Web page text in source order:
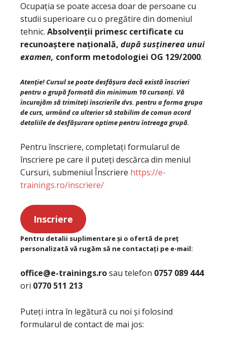
Ocupația se poate accesa doar de persoane cu
studii superioare cu o pregătire din domeniul
tehnic. Absolvenții primesc certificate cu
recunoaștere națională, după susținerea unui
examen, conform metodologiei OG 129/2000.
Atenție! Cursul se poate desfășura dacă există înscrieri
pentru o grupă formată din minimum 10 cursanți. Vă
încurajăm să trimiteți înscrierile dvs. pentru a forma grupa
de curs, urmând ca ulterior să stabilim de comun acord
detaliile de desfășurare optime pentru întreaga grupă.
Pentru înscriere, completați formularul de
înscriere pe care il puteți descărca din meniul
Cursuri, submeniul Înscriere https://e-
trainings.ro/inscriere/
Inscriere
Pentru detalii suplimentare și o ofertă de preț
personalizată vă rugăm să ne contactați pe e-mail:
office@e-trainings.rosau telefon 0757 089 444
ori 0770 511 213
Puteți intra în legătură cu noi și folosind
formularul de contact de mai jos: